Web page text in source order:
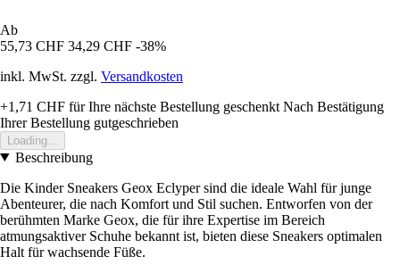
Ab
55,73 CHF 34,29 CHF -38%
inkl. MwSt. zzgl. Versandkosten
+1,71 CHF für Ihre nächste Bestellung geschenkt Nach Bestätigung
Ihrer Bestellung gutgeschrieben
Loading...
Beschreibung
Die Kinder Sneakers Geox Eclyper sind die ideale Wahl für junge
Abenteurer, die nach Komfort und Stil suchen. Entworfen von der
berühmten Marke Geox, die für ihre Expertise im Bereich
atmungsaktiver Schuhe bekannt ist, bieten diese Sneakers optimalen
Halt für wachsende Füße.